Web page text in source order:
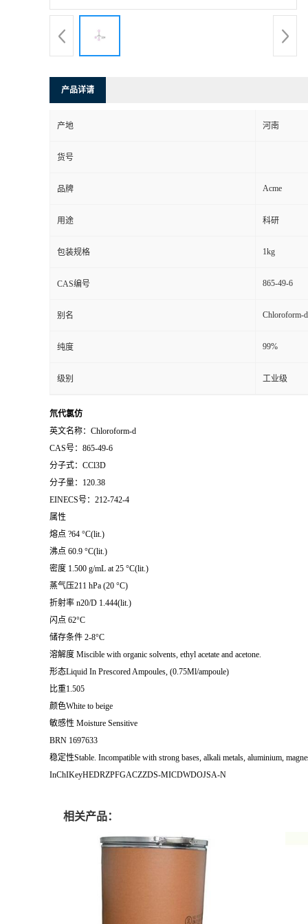
产品详请
产地 河南
货号
品牌 Acme
用途 科研
包装规格 1kg
CAS编号 865-49-6
别名 Chloroform-d
纯度 99%
级别 工业级
氘代氯仿
英文名称：Chloroform-d
CAS号：865-49-6
分子式：CCl3D
分子量：120.38
EINECS号：212-742-4
属性
熔点 ?64 °C(lit.)
沸点 60.9 °C(lit.)
密度 1.500 g/mL at 25 °C(lit.)
蒸气压211 hPa (20 °C)
折射率 n20/D 1.444(lit.)
闪点 62°C
储存条件 2-8°C
溶解度 Miscible with organic solvents, ethyl acetate and acetone.
形态Liquid In Prescored Ampoules, (0.75Ml/ampoule)
比重1.505
颜色White to beige
敏感性 Moisture Sensitive
BRN 1697633
稳定性Stable. Incompatible with strong bases, alkali metals, aluminium,
InChIKeyHEDRZPFGACZZDS-MICDWDOJSA-N
相关产品：